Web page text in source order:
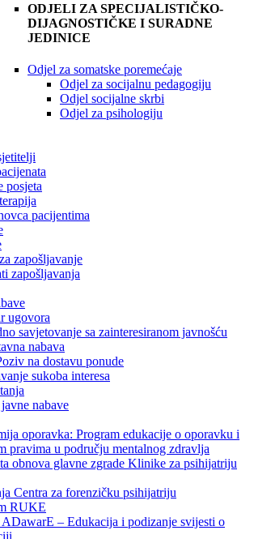
ODJELI ZA SPECIJALISTIČKO-
DIJAGNOSTIČKE I SURADNE
JEDINICE
Odjel za somatske poremećaje
Odjel za socijalnu pedagogiju
Odjel socijalne skrbi
Odjel za psihologiju
posjeta
pacijentima
zapošljavanje
zapošljavanja
ugovora
savjetovanje sa zainteresiranom javnošću
nabava
na dostavu ponude
sukoba interesa
nabave
oporavka: Program edukacije o oporavku i
pravima u području mentalnog zdravlja
obnova glavne zgrade Klinike za psihijatriju
Centra za forenzičku psihijatriju
RUKE
– Edukacija i podizanje svijesti o